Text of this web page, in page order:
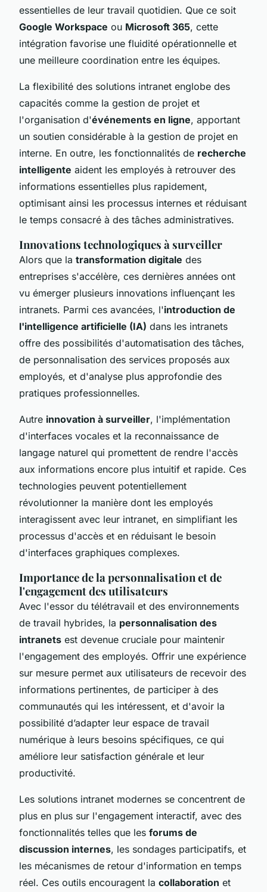
essentielles de leur travail quotidien. Que ce soit
Google Workspace ou Microsoft 365, cette
intégration favorise une fluidité opérationnelle et
une meilleure coordination entre les équipes.
La flexibilité des solutions intranet englobe des
capacités comme la gestion de projet et
l'organisation d'événements en ligne, apportant
un soutien considérable à la gestion de projet en
interne. En outre, les fonctionnalités de recherche
intelligente aident les employés à retrouver des
informations essentielles plus rapidement,
optimisant ainsi les processus internes et réduisant
le temps consacré à des tâches administratives.
Innovations technologiques à surveiller
Alors que la transformation digitale des
entreprises s'accélère, ces dernières années ont
vu émerger plusieurs innovations influençant les
intranets. Parmi ces avancées, l'introduction de
l'intelligence artificielle (IA) dans les intranets
offre des possibilités d'automatisation des tâches,
de personnalisation des services proposés aux
employés, et d'analyse plus approfondie des
pratiques professionnelles.
Autre innovation à surveiller, l'implémentation
d'interfaces vocales et la reconnaissance de
langage naturel qui promettent de rendre l'accès
aux informations encore plus intuitif et rapide. Ces
technologies peuvent potentiellement
révolutionner la manière dont les employés
interagissent avec leur intranet, en simplifiant les
processus d'accès et en réduisant le besoin
d'interfaces graphiques complexes.
Importance de la personnalisation et de
l'engagement des utilisateurs
Avec l'essor du télétravail et des environnements
de travail hybrides, la personnalisation des
intranets est devenue cruciale pour maintenir
l'engagement des employés. Offrir une expérience
sur mesure permet aux utilisateurs de recevoir des
informations pertinentes, de participer à des
communautés qui les intéressent, et d'avoir la
possibilité d’adapter leur espace de travail
numérique à leurs besoins spécifiques, ce qui
améliore leur satisfaction générale et leur
productivité.
Les solutions intranet modernes se concentrent de
plus en plus sur l'engagement interactif, avec des
fonctionnalités telles que les forums de
discussion internes, les sondages participatifs, et
les mécanismes de retour d'information en temps
réel. Ces outils encouragent la collaboration et